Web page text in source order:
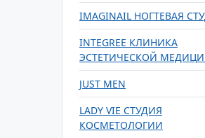
IMAGINAIL НОГТЕВАЯ
INTEGREE КЛИНИКА
ЭСТЕТИЧЕСКОЙ
JUST MEN
LADY VIE СТУДИЯ
КОСМЕТОЛОГИИ